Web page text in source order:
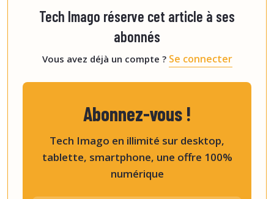
Tech Imago réserve cet article à ses
abonnés
Vous avez déjà un compte ? Se connecter
Abonnez-vous !
Tech Imago en illimité sur desktop,
tablette, smartphone, une offre 100%
numérique